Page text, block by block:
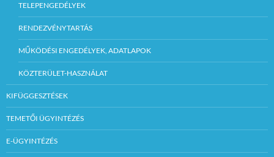
TELEPENGEDÉLYEK
RENDEZVÉNYTARTÁS
MŰKÖDÉSI ENGEDÉLYEK, ADATLAPOK
KÖZTERÜLET-HASZNÁLAT
KIFÜGGESZTÉSEK
TEMETŐI ÜGYINTÉZÉS
E-ÜGYINTÉZÉS